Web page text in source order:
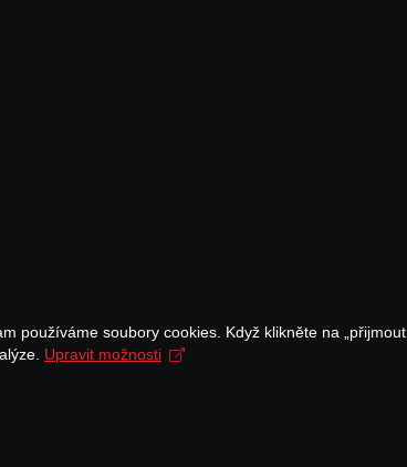
používáme soubory cookies. Když klikněte na „přijmout
Upravit možnosti